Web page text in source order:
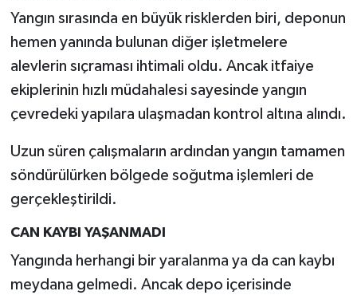
Yangın sırasında en büyük risklerden biri, deponun
hemen yanında bulunan diğer işletmelere
alevlerin sıçraması ihtimali oldu. Ancak itfaiye
ekiplerinin hızlı müdahalesi sayesinde yangın
çevredeki yapılara ulaşmadan kontrol altına alındı.
Uzun süren çalışmaların ardından yangın tamamen
söndürülürken bölgede soğutma işlemleri de
gerçekleştirildi.
CAN KAYBI YAŞANMADI
Yangında herhangi bir yaralanma ya da can kaybı
meydana gelmedi. Ancak depo içerisinde